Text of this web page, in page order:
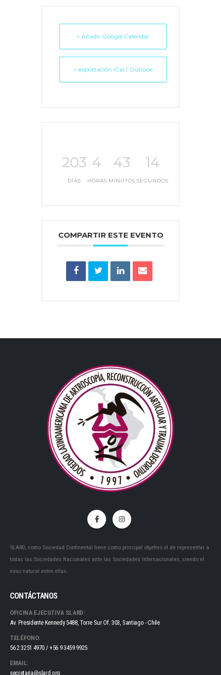
+ Añadir Google Calendar
+ exportación iCal / Outlook
203
DÍAS
4
HORAS
43
MINUTOS
14
SEGUNDOS
COMPARTIR ESTE EVENTO
SLARD, como Sociedad Continental tiene como principal objetivo el de representar a
todas las Sociedades Nacionales ante las Sociedades Internacionales, siendo el
nexo natural entre ellas.
CONTÁCTANOS
OFICINA EJECUTIVA SLARD:
Av. Presidente Kennedy 5488, Torre Sur Of. 303, Santiago - Chile
TELÉFONO:
56 2 3251 4970 / +56 9 3459 9925
EMAIL:
secretaria@slard.org